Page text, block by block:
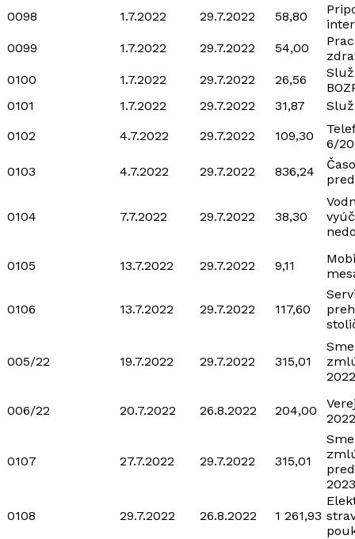
0098 1.7.2022 29.7.2022 58,80
0099
1.7.2022 29.7.2022 54,00
0100
1.7.2022 29.7.2022 26,56
0101
1.7.2022 29.7.2022 31,87
0102
4.7.2022 29.7.2022 109,30
6/
0103
4.7.2022 29.7.2022 836,24
0104 7.7.2022 29.7.2022 38,30
0105 13.7.2022 29.7.2022 9,11
0106 13.7.2022 29.7.2022 117,60
005/22 19.7.2022 29.7.2022 315,01
006/22 20.7.2022 26.8.2022 204,00
0107 27.7.2022 29.7.2022 315,01
2023
0108 29.7.2022 26.8.2022 1 261,93